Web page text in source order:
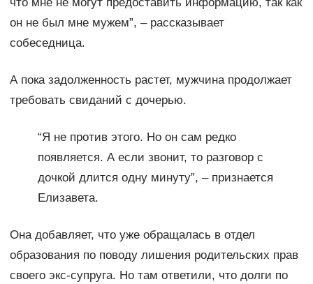
что мне не могут предоставить информацию, так как
он не был мне мужем”, – рассказывает
собеседница.
А пока задолженность растет, мужчина продолжает
требовать свиданий с дочерью.
“Я не против этого. Но он сам редко
появляется. А если звонит, то разговор с
дочкой длится одну минуту”, – признается
Елизавета.
Она добавляет, что уже обращалась в отдел
образования по поводу лишения родительских прав
своего экс-супруга. Но там ответили, что долги по